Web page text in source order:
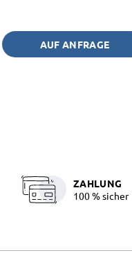
AUF ANFRAGE
ZAHLUNG
100 % sicher